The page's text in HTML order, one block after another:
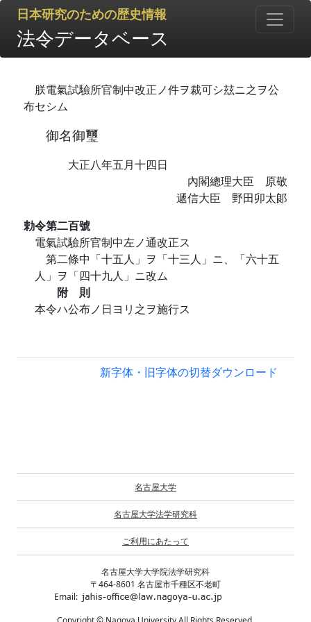
日本研究のための歴史情報
法令データベース
朕電氣試驗所官制中改正ノ件ヲ裁可シ玆ニ之ヲ公
布セシム
御名御璽
大正八年五月十四日
內閣總理大臣 原敬
遞信大臣 野田卯太郞
勅令第二百號
電氣試驗所官制中左ノ通改正ス
第二條中「十五人」ヲ「十三人」ニ、「六十五
人」ヲ「四十九人」ニ改ム
附 則
本令ハ公布ノ日ヨリ之ヲ施行ス
新字体・旧字体の切替ダウンロード
名古屋大学
名古屋大学法学研究科
ご利用にあたって
名古屋大学大学院法学研究科
〒464-8601 名古屋市千種区不老町
Email: